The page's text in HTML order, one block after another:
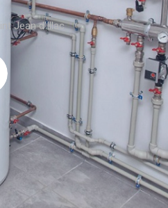
Jean d'Illac